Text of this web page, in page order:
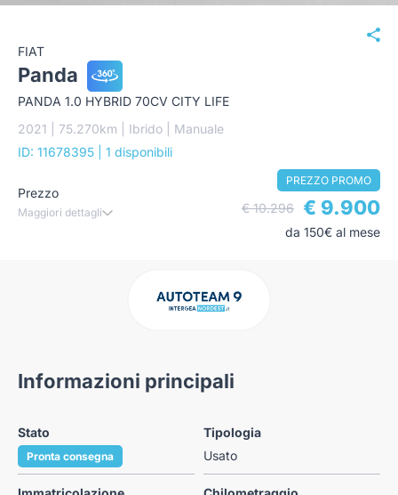
FIAT
Panda
PANDA 1.0 HYBRID 70CV CITY LIFE
2021 | 75.270km | Ibrido | Manuale
ID: 11678395
| 1 disponibili
Prezzo
Maggiori dettagli
PREZZO PROMO
€ 10.296 € 9.900
da 150€ al mese
Informazioni principali
Stato
Pronta consegna
Tipologia
Usato